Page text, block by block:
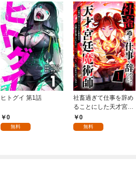
ヒトグイ 第1話
0
無料
社畜過ぎて仕事を辞め
ることにした天才宮廷
魔術師～辺境の地でス
ローライフを夢見る
0
無料